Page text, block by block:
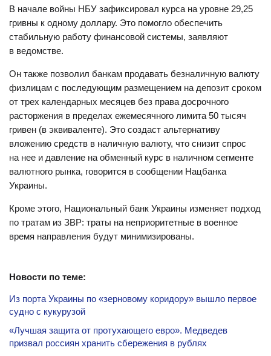
В начале войны НБУ зафиксировал курса на уровне 29,25
гривны к одному доллару. Это помогло обеспечить
стабильную работу финансовой системы, заявляют
в ведомстве.
Он также позволил банкам продавать безналичную валюту
физлицам с последующим размещением на депозит сроком
от трех календарных месяцев без права досрочного
расторжения в пределах ежемесячного лимита 50 тысяч
гривен (в эквиваленте). Это создаст альтернативу
вложению средств в наличную валюту, что снизит спрос
на нее и давление на обменный курс в наличном сегменте
валютного рынка, говорится в сообщении Нацбанка
Украины.
Кроме этого, Национальный банк Украины изменяет подход
по тратам из ЗВР: траты на неприоритетные в военное
время направления будут минимизированы.
Новости по теме:
Из порта Украины по «зерновому коридору» вышло первое
судно с кукурузой
«Лучшая защита от протухающего евро». Медведев
призвал россиян хранить сбережения в рублях